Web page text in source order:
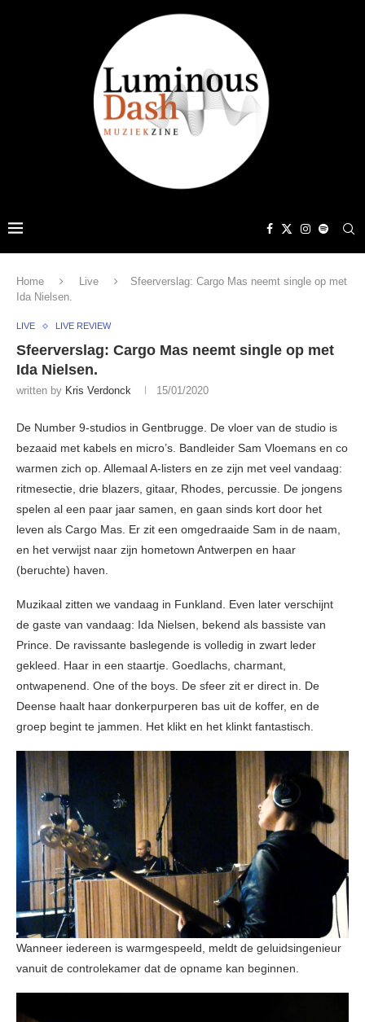
Home Live
Sfeerverslag: Cargo Mas neemt single op met
Ida Nielsen.
LIVE LIVE REVIEW
Sfeerverslag: Cargo Mas neemt single op met
Ida Nielsen.
written by Kris Verdonck 15/01/2020
De Number 9-studios in Gentbrugge. De vloer van de studio is
bezaaid met kabels en micro’s. Bandleider Sam Vloemans en co
warmen zich op. Allemaal A-listers en ze zijn met veel vandaag:
ritmesectie, drie blazers, gitaar, Rhodes, percussie. De jongens
spelen al een paar jaar samen, en gaan sinds kort door het
leven als Cargo Mas. Er zit een omgedraaide Sam in de naam,
en het verwijst naar zijn hometown Antwerpen en haar
(beruchte) haven.
Muzikaal zitten we vandaag in Funkland. Even later verschijnt
de gaste van vandaag: Ida Nielsen, bekend als bassiste van
Prince. De ravissante baslegende is volledig in zwart leder
gekleed. Haar in een staartje. Goedlachs, charmant,
ontwapenend. One of the boys. De sfeer zit er direct in. De
Deense haalt haar donkerpurperen bas uit de koffer, en de
groep begint te jammen. Het klikt en het klinkt fantastisch.
Wanneer iedereen is warmgespeeld, meldt de geluidsingenieur
vanuit de controlekamer dat de opname kan beginnen.